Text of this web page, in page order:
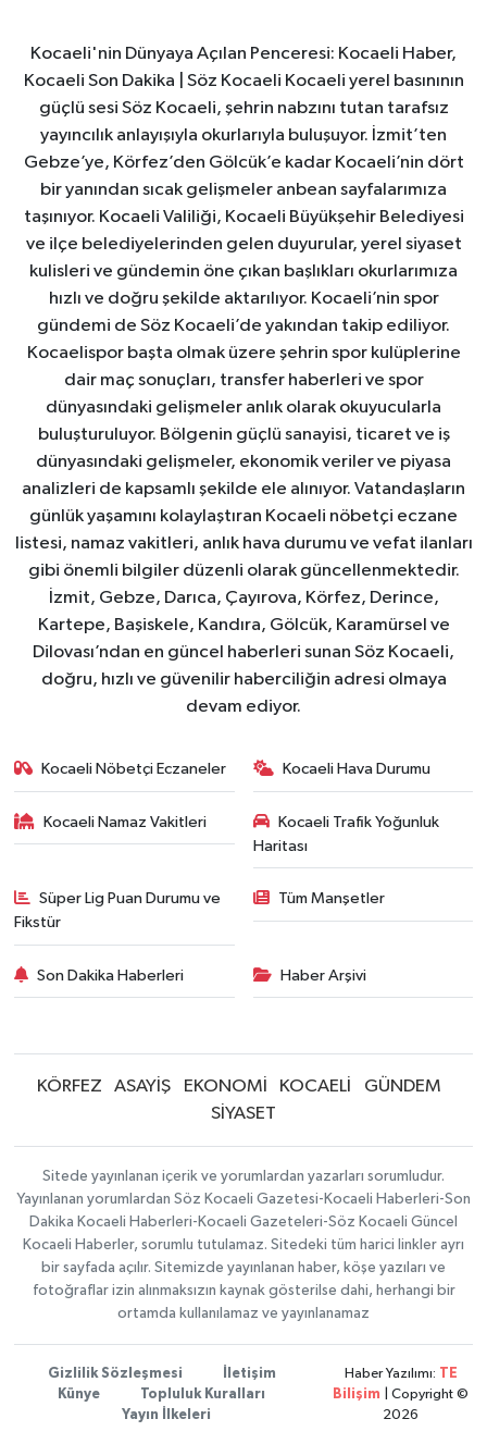
Kocaeli'nin Dünyaya Açılan Penceresi: Kocaeli Haber,
Kocaeli Son Dakika | Söz Kocaeli Kocaeli yerel basınının
güçlü sesi Söz Kocaeli, şehrin nabzını tutan tarafsız
yayıncılık anlayışıyla okurlarıyla buluşuyor. İzmit’ten
Gebze’ye, Körfez’den Gölcük’e kadar Kocaeli’nin dört
bir yanından sıcak gelişmeler anbean sayfalarımıza
taşınıyor. Kocaeli Valiliği, Kocaeli Büyükşehir Belediyesi
ve ilçe belediyelerinden gelen duyurular, yerel siyaset
kulisleri ve gündemin öne çıkan başlıkları okurlarımıza
hızlı ve doğru şekilde aktarılıyor. Kocaeli’nin spor
gündemi de Söz Kocaeli’de yakından takip ediliyor.
Kocaelispor başta olmak üzere şehrin spor kulüplerine
dair maç sonuçları, transfer haberleri ve spor
dünyasındaki gelişmeler anlık olarak okuyucularla
buluşturuluyor. Bölgenin güçlü sanayisi, ticaret ve iş
dünyasındaki gelişmeler, ekonomik veriler ve piyasa
analizleri de kapsamlı şekilde ele alınıyor. Vatandaşların
günlük yaşamını kolaylaştıran Kocaeli nöbetçi eczane
listesi, namaz vakitleri, anlık hava durumu ve vefat ilanları
gibi önemli bilgiler düzenli olarak güncellenmektedir.
İzmit, Gebze, Darıca, Çayırova, Körfez, Derince,
Kartepe, Başiskele, Kandıra, Gölcük, Karamürsel ve
Dilovası’ndan en güncel haberleri sunan Söz Kocaeli,
doğru, hızlı ve güvenilir haberciliğin adresi olmaya
devam ediyor.
Kocaeli Nöbetçi Eczaneler Kocaeli Hava Durumu
Kocaeli Namaz Vakitleri
Kocaeli Trafik Yoğunluk
Haritası
Süper Lig Puan Durumu ve
Fikstür
Tüm Manşetler
Son Dakika Haberleri Haber Arşivi
KÖRFEZ ASAYİŞ EKONOMİ KOCAELİ
GÜNDEM
SİYASET
Sitede yayınlanan içerik ve yorumlardan yazarları sorumludur.
Yayınlanan yorumlardan Söz Kocaeli Gazetesi-Kocaeli Haberleri-Son
Dakika Kocaeli Haberleri-Kocaeli Gazeteleri-Söz Kocaeli Güncel
Kocaeli Haberler, sorumlu tutulamaz. Sitedeki tüm harici linkler ayrı
bir sayfada açılır. Sitemizde yayınlanan haber, köşe yazıları ve
fotoğraflar izin alınmaksızın kaynak gösterilse dahi, herhangi bir
ortamda kullanılamaz ve yayınlanamaz
Gizlilik Sözleşmesi
İletişim
Künye
Topluluk Kuralları
Yayın İlkeleri
Haber Yazılımı: TE
Bilişim | Copyright ©
2026